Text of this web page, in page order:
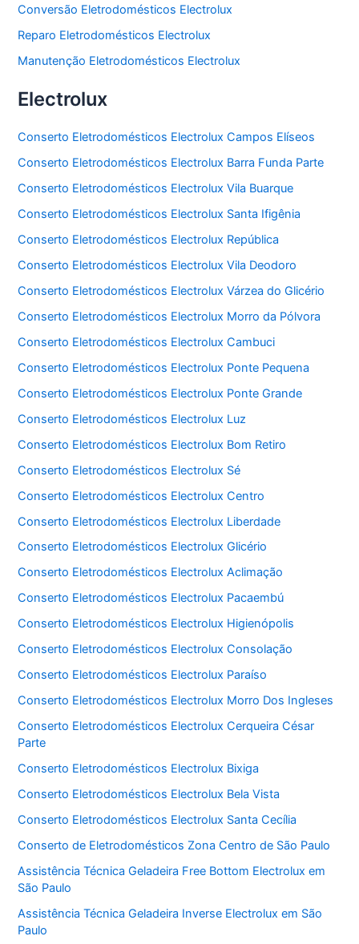
Conversão Eletrodomésticos Electrolux
Reparo Eletrodomésticos Electrolux
Manutenção Eletrodomésticos Electrolux
Electrolux
Conserto Eletrodomésticos Electrolux Campos Elíseos
Conserto Eletrodomésticos Electrolux Barra Funda Parte
Conserto Eletrodomésticos Electrolux Vila Buarque
Conserto Eletrodomésticos Electrolux Santa Ifigênia
Conserto Eletrodomésticos Electrolux República
Conserto Eletrodomésticos Electrolux Vila Deodoro
Conserto Eletrodomésticos Electrolux Várzea do Glicério
Conserto Eletrodomésticos Electrolux Morro da Pólvora
Conserto Eletrodomésticos Electrolux Cambuci
Conserto Eletrodomésticos Electrolux Ponte Pequena
Conserto Eletrodomésticos Electrolux Ponte Grande
Conserto Eletrodomésticos Electrolux Luz
Conserto Eletrodomésticos Electrolux Bom Retiro
Conserto Eletrodomésticos Electrolux Sé
Conserto Eletrodomésticos Electrolux Centro
Conserto Eletrodomésticos Electrolux Liberdade
Conserto Eletrodomésticos Electrolux Glicério
Conserto Eletrodomésticos Electrolux Aclimação
Conserto Eletrodomésticos Electrolux Pacaembú
Conserto Eletrodomésticos Electrolux Higienópolis
Conserto Eletrodomésticos Electrolux Consolação
Conserto Eletrodomésticos Electrolux Paraíso
Conserto Eletrodomésticos Electrolux Morro Dos Ingleses
Conserto Eletrodomésticos Electrolux Cerqueira César
Parte
Conserto Eletrodomésticos Electrolux Bixiga
Conserto Eletrodomésticos Electrolux Bela Vista
Conserto Eletrodomésticos Electrolux Santa Cecília
Conserto de Eletrodomésticos Zona Centro de São Paulo
Assistência Técnica Geladeira Free Bottom Electrolux em
São Paulo
Assistência Técnica Geladeira Inverse Electrolux em São
Paulo